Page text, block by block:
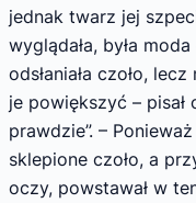
jednak twarz jej
wyglądała, była
odsłaniała czoło,
je powiększyć – pisał
prawdzie”. –
sklepione czoło, a
oczy, powstawał w